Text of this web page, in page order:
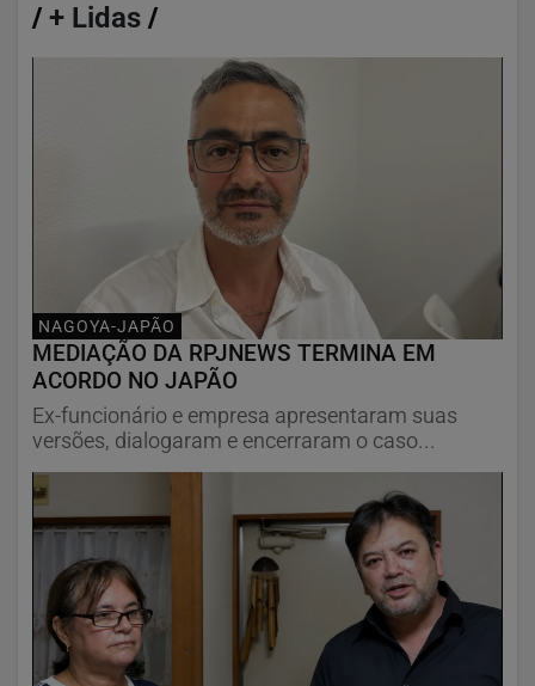
/ + Lidas /
NAGOYA-JAPÃO
MEDIAÇÃO DA RPJNEWS TERMINA EM
ACORDO NO JAPÃO
Ex-funcionário e empresa apresentaram suas
versões, dialogaram e encerraram o caso...